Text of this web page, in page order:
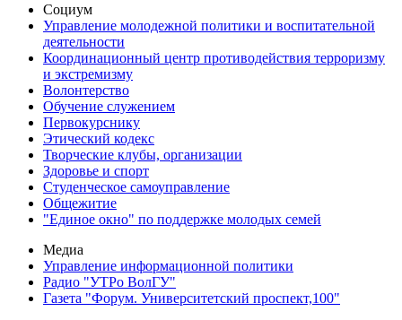
Социум
Управление молодежной политики и воспитательной
деятельности
Координационный центр противодействия терроризму
и экстремизму
Волонтерство
Обучение служением
Первокурснику
Этический кодекс
Творческие клубы, организации
Здоровье и спорт
Студенческое самоуправление
Общежитие
"Единое окно" по поддержке молодых семей
Медиа
Управление информационной политики
Радио "УТРо ВолГУ"
Газета "Форум. Университетский проспект,100"